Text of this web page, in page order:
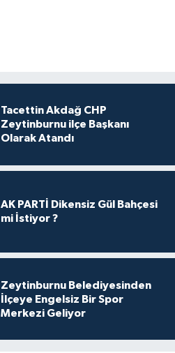
Tacettin Akdağ CHP
Zeytinburnu ilçe Başkanı
Olarak Atandı
AK PARTİ Dikensiz Gül Bahçesi
mi İstiyor ?
Zeytinburnu Belediyesinden
İlçeye Engelsiz Bir Spor
Merkezi Geliyor